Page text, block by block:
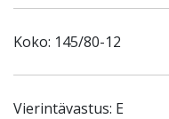
Koko: 145/80-12
Vierintävastus: E